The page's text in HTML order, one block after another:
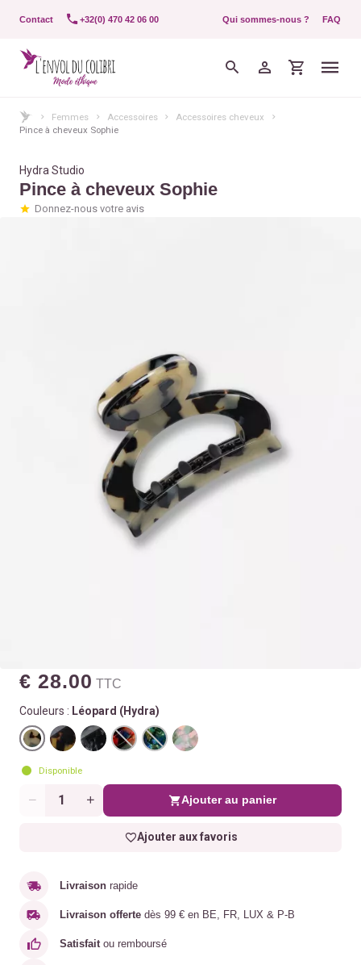
Contact +32(0) 470 42 06 00 Qui sommes-nous ? FAQ
Femmes Accessoires
Accessoires cheveux
Pince à cheveux Sophie
Hydra Studio
Pince à cheveux Sophie
Donnez-nous votre avis
€ 28.00 TTC
Couleurs : Léopard (Hydra)
Disponible
Quantité Ajouter au panier
Ajouter aux favoris
Livraison rapide
Livraison offerte dès 99 € en BE, FR, LUX & P-B
Satisfait ou remboursé